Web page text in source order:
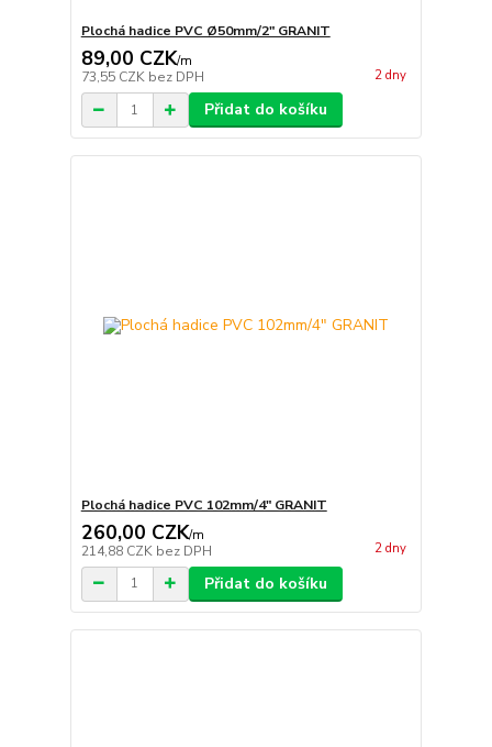
Plochá hadice PVC Ø50mm/2" GRANIT
89,00 CZK/m
73,55 CZK bez DPH 2 dny
Přidat do košíku
Plochá hadice PVC 102mm/4" GRANIT
260,00 CZK/m
214,88 CZK bez DPH 2 dny
Přidat do košíku